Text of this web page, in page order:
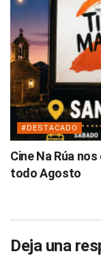
#DESTACADO
Cine Na Rúa
todo Agosto
Deja una